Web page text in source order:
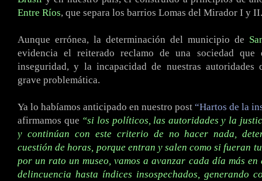
Entre Ríos, que separa los barrios Lomas del Mirador I y II.
Aunque errónea, la determinación del municipio de
evidencia el reiterado reclamo de una sociedad que
inseguridad, y la incapacidad de nuestras autoridades
grave problemática.
Ya lo habíamos anticipado en nuestro post “Hartos de la
afirmamos que “si los políticos, las autoridades y la
y continúan con este criterio de no hacer nada,
cuestión de horas, porque entran y salen como si fueran
por un rato un museo, vamos a avanzar cada día más
delincuencia hasta índices insospechados, generando